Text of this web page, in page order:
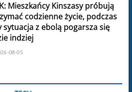
Mieszkańcy Kinszasy próbują
codzienne życie, podczas
sytuacja z ebolą pogarsza się
indziej
08-05